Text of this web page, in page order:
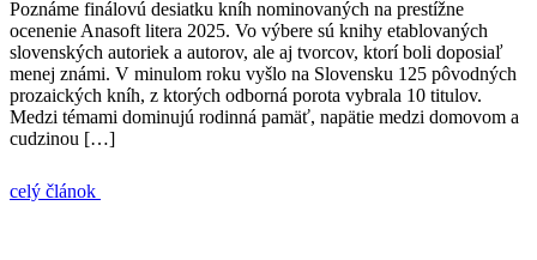
Poznáme finálovú desiatku kníh nominovaných na prestížne
ocenenie Anasoft litera 2025. Vo výbere sú knihy etablovaných
slovenských autoriek a autorov, ale aj tvorcov, ktorí boli doposiaľ
menej známi. V minulom roku vyšlo na Slovensku 125 pôvodných
prozaických kníh, z ktorých odborná porota vybrala 10 titulov.
Medzi témami dominujú rodinná pamäť, napätie medzi domovom a
cudzinou […]
celý článok